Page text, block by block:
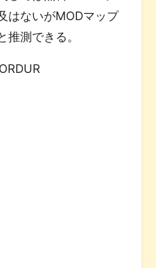
はないがMODマップ
推測できる。